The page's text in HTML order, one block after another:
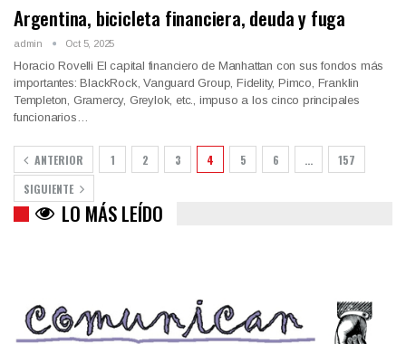
Argentina, bicicleta financiera, deuda y fuga
admin Oct 5, 2025
Horacio Rovelli El capital financiero de Manhattan con sus fondos más
importantes: BlackRock, Vanguard Group, Fidelity, Pimco, Franklin
Templeton, Gramercy, Greylok, etc., impuso a los cinco principales
funcionarios…
ANTERIOR 1 2 3 4 5 6 …
157
SIGUIENTE
LO MÁS LEÍDO